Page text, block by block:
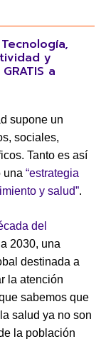
y
a
supone un
sociales,
Tanto es así
una “estrategia
y salud”.
del
2030, una
destinada a
la atención
sabemos que
salud ya no son
la población